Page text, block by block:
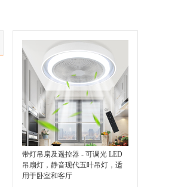
带灯吊扇及遥控器 - 可调光 LED
吊扇灯，静音现代五叶吊灯，适
用于卧室和客厅